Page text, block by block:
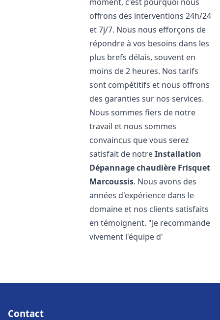
offrons des interventions 24h/24
et 7j/7. Nous nous efforçons de
répondre à vos besoins dans les
plus brefs délais, souvent en
moins de 2 heures. Nos tarifs
sont compétitifs et nous offrons
des garanties sur nos services.
Nous sommes fiers de notre
travail et nous sommes
convaincus que vous serez
satisfait de notreInstallation
Dépannage chaudière Frisquet
Marcoussis. Nous avons des
années d'expérience dans le
domaine et nos clients satisfaits
en témoignent. "Je recommande
vivement l'équipe d'
Contact